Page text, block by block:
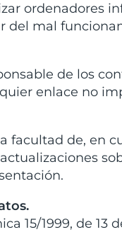
ordenadores
del mal
de los
enlace no
facultad de, en
15/1999, de